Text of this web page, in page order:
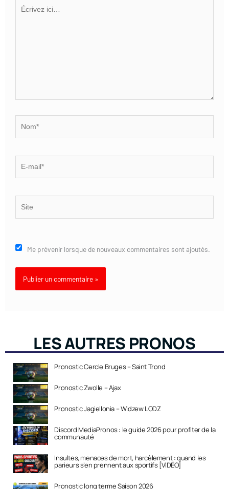
ici…
mail*
Me prévenir lorsque de nouveaux commentaires sont ajoutés.
LES AUTRES PRONOS
Pronostic Cercle Bruges – Saint Trond
Pronostic Zwolle – Ajax
Pronostic Jagiellonia – Widzew LODZ
Discord MediaPronos : le guide 2026 pour profiter de la
communauté
Insultes, menaces de mort, harcèlement : quand les
parieurs s’en prennent aux sportifs [VIDÉO]
Pronostic long terme Saison 2026